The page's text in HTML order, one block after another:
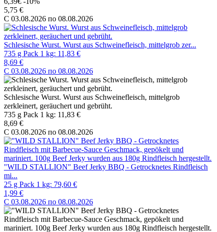
5,75 €
C 03.08.2026 по 08.08.2026
Schlesische Wurst. Wurst aus Schweinefleisch, mittelgrob zer...
735 g Pack 1 kg: 11,83 €
8,69 €
C 03.08.2026 по 08.08.2026
Schlesische Wurst. Wurst aus Schweinefleisch, mittelgrob
zerkleinert, geräuchert und gebrüht.
735 g Pack 1 kg: 11,83 €
8,69 €
C 03.08.2026 по 08.08.2026
"WILD STALLION" Beef Jerky BBQ - Getrocknetes Rindfleisch
mi...
25 g Pack 1 kg: 79,60 €
1,99 €
C 03.08.2026 по 08.08.2026